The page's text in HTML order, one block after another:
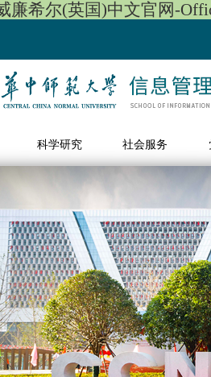
廉希尔(英国)中文官网-
科学研究 社会服务